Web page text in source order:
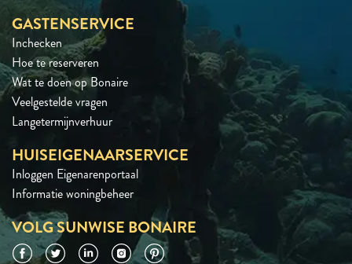
GASTENSERVICE
Inchecken
Hoe te reserveren
Wat te doen op Bonaire
Veelgestelde vragen
Langetermijnverhuur
HUISEIGENAARSERVICE
Inloggen Eigenarenportaal
Informatie woningbeheer
VOLG SUNWISE BONAIRE